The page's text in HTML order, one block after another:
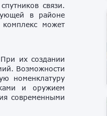
связи.
в районе
может
их создании
Возможности
номенклатуру
и оружием
современными